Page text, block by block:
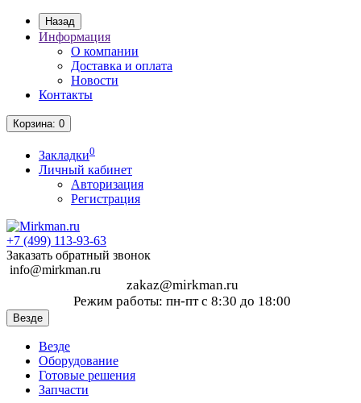
Назад
Информация
О компании
Доставка и оплата
Новости
Контакты
Корзина: 0
Закладки0
Личный кабинет
Авторизация
Регистрация
+7 (499) 113-93-63
Заказать обратный звонок
info@mirkman.ru
zakaz@mirkman.ru
Режим работы: пн-пт с 8:30 до 18:00
Везде
Везде
Оборудование
Готовые решения
Запчасти